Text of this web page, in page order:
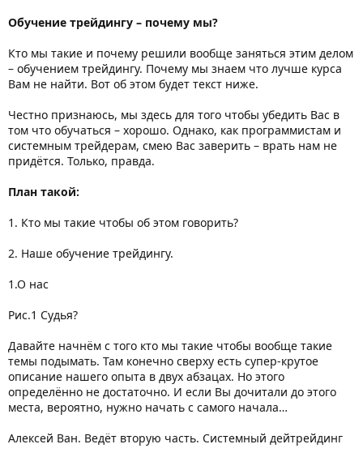
Обучение трейдингу – почему мы?
Кто мы такие и почему решили вообще заняться этим делом
– обучением трейдингу. Почему мы знаем что лучше курса
Вам не найти. Вот об этом будет текст ниже.
Честно признаюсь, мы здесь для того чтобы убедить Вас в
том что обучаться – хорошо. Однако, как программистам и
системным трейдерам, смею Вас заверить – врать нам не
придётся. Только, правда.
План такой:
1. Кто мы такие чтобы об этом говорить?
2. Наше обучение трейдингу.
1.О нас
Рис.1 Судья?
Давайте начнём с того кто мы такие чтобы вообще такие
темы подымать. Там конечно сверху есть супер-крутое
описание нашего опыта в двух абзацах. Но этого
определённо не достаточно. И если Вы дочитали до этого
места, вероятно, нужно начать с самого начала…
Алексей Ван. Ведёт вторую часть. Системный дейтрейдинг